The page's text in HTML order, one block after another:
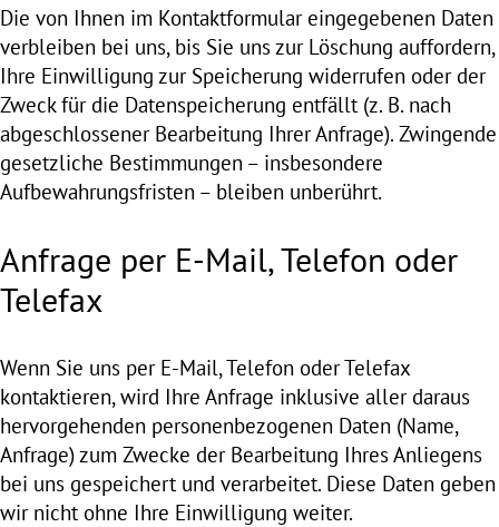
Die von Ihnen im Kontaktformular eingegebenen Daten
verbleiben bei uns, bis Sie uns zur Löschung auffordern,
Ihre Einwilligung zur Speicherung widerrufen oder der
Zweck für die Datenspeicherung entfällt (z. B. nach
abgeschlossener Bearbeitung Ihrer Anfrage). Zwingende
gesetzliche Bestimmungen – insbesondere
Aufbewahrungsfristen – bleiben unberührt.
Anfrage per E-Mail, Telefon oder
Telefax
Wenn Sie uns per E-Mail, Telefon oder Telefax
kontaktieren, wird Ihre Anfrage inklusive aller daraus
hervorgehenden personenbezogenen Daten (Name,
Anfrage) zum Zwecke der Bearbeitung Ihres Anliegens
bei uns gespeichert und verarbeitet. Diese Daten geben
wir nicht ohne Ihre Einwilligung weiter.